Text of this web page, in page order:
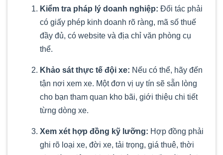
Kiểm tra pháp lý doanh nghiệp: Đối tác phải
có giấy phép kinh doanh rõ ràng, mã số thuế
đầy đủ, có website và địa chỉ văn phòng cụ
thể.
Khảo sát thực tế đội xe: Nếu có thể, hãy đến
tận nơi xem xe. Một đơn vị uy tín sẽ sẵn lòng
cho bạn tham quan kho bãi, giới thiệu chi tiết
từng dòng xe.
Xem xét hợp đồng kỹ lưỡng: Hợp đồng phải
ghi rõ loại xe, đời xe, tải trọng, giá thuê, thời